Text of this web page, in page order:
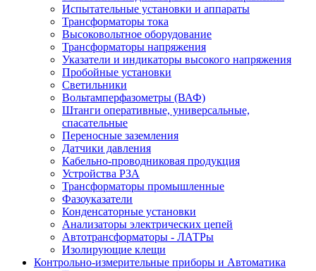
Испытательные установки и аппараты
Трансформаторы тока
Высоковольтное оборудование
Трансформаторы напряжения
Указатели и индикаторы высокого напряжения
Пробойные установки
Светильники
Вольтамперфазометры (ВАФ)
Штанги оперативные, универсальные,
спасательные
Переносные заземления
Датчики давления
Кабельно-проводниковая продукция
Устройства РЗА
Трансформаторы промышленные
Фазоуказатели
Конденсаторные установки
Анализаторы электрических цепей
Автотрансформаторы - ЛАТРы
Изолирующие клещи
Контрольно-измерительные приборы и Автоматика